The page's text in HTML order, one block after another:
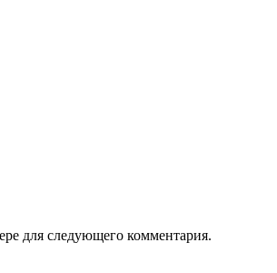
для следующего комментария.